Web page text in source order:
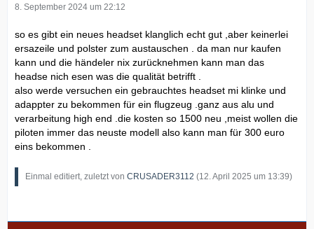
8. September 2024 um 22:12
so es gibt ein neues headset klanglich echt gut ,aber keinerlei
ersazeile und polster zum austauschen . da man nur kaufen
kann und die händeler nix zurücknehmen kann man das
headse nich esen was die qualität betrifft .
also werde versuchen ein gebrauchtes headset mi klinke und
adappter zu bekommen für ein flugzeug .ganz aus alu und
verarbeitung high end .die kosten so 1500 neu ,meist wollen die
piloten immer das neuste modell also kann man für 300 euro
eins bekommen .
Einmal editiert, zuletzt von CRUSADER3112 (12. April 2025 um 13:39)